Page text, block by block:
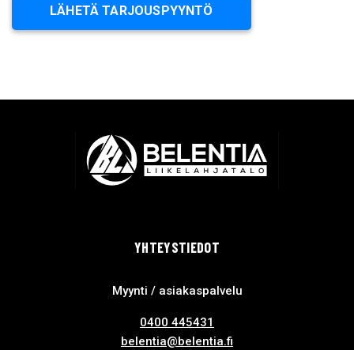
LÄHETÄ TARJOUSPYYNTÖ
YHTEYSTIEDOT
Myynti / asiakaspalvelu
0400 445431
belentia@belentia.fi